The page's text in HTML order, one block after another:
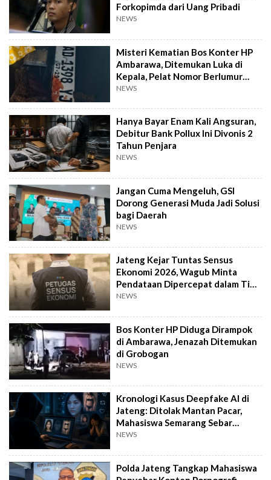
Forkopimda dari Uang Pribadi
NEWS
Misteri Kematian Bos Konter HP
Ambarawa, Ditemukan Luka di
Kepala, Pelat Nomor Berlumur
Darah
NEWS
Hanya Bayar Enam Kali Angsuran,
Debitur Bank Pollux Ini Divonis 2
Tahun Penjara
NEWS
Jangan Cuma Mengeluh, GSI
Dorong Generasi Muda Jadi Solusi
bagi Daerah
NEWS
Jateng Kejar Tuntas Sensus
Ekonomi 2026, Wagub Minta
Pendataan Dipercepat dalam Tiga
Pekan
NEWS
Bos Konter HP Diduga Dirampok
di Ambarawa, Jenazah Ditemukan
di Grobogan
NEWS
Kronologi Kasus Deepfake AI di
Jateng: Ditolak Mantan Pacar,
Mahasiswa Semarang Sebar
Konten Porno
NEWS
Polda Jateng Tangkap Mahasiswa